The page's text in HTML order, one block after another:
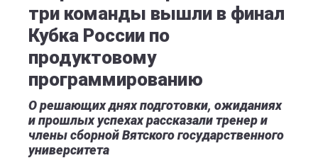
три команды вышли в финал
Кубка России по
продуктовому
программированию
О решающих днях подготовки, ожиданиях
и прошлых успехах рассказали тренер и
члены сборной Вятского государственного
университета